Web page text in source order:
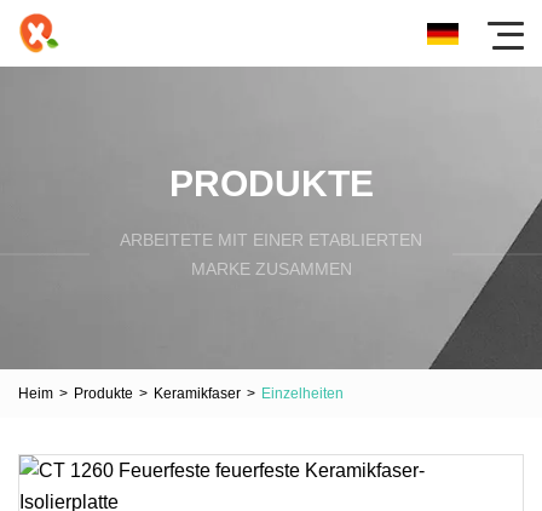
PRODUKTE
ARBEITETE MIT EINER ETABLIERTEN
MARKE ZUSAMMEN
Heim > Produkte > Keramikfaser > Einzelheiten